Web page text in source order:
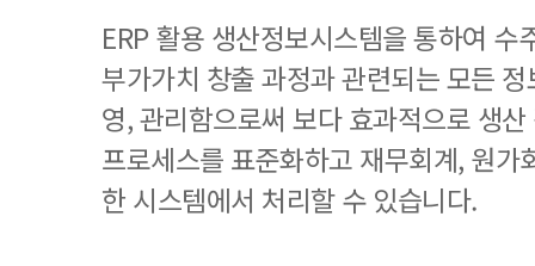
ERP 활용 생산정보시스템을 통하여 수
부가가치 창출 과정과 관련되는 모든
영, 관리함으로써 보다 효과적으로 생
프로세스를 표준화하고 재무회계, 원가
한 시스템에서 처리할 수 있습니다.